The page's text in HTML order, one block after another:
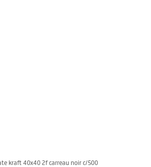
kraft 40x40 2f carreau noir c/500